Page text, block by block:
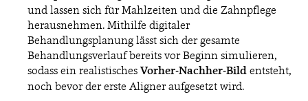
und lassen sich für Mahlzeiten und die Zahnpflege
herausnehmen. Mithilfe digitaler
Behandlungsplanung lässt sich der gesamte
Behandlungsverlauf bereits vor Beginn simulieren,
sodass ein realistisches Vorher-Nachher-Bild entsteht,
noch bevor der erste Aligner aufgesetzt wird.